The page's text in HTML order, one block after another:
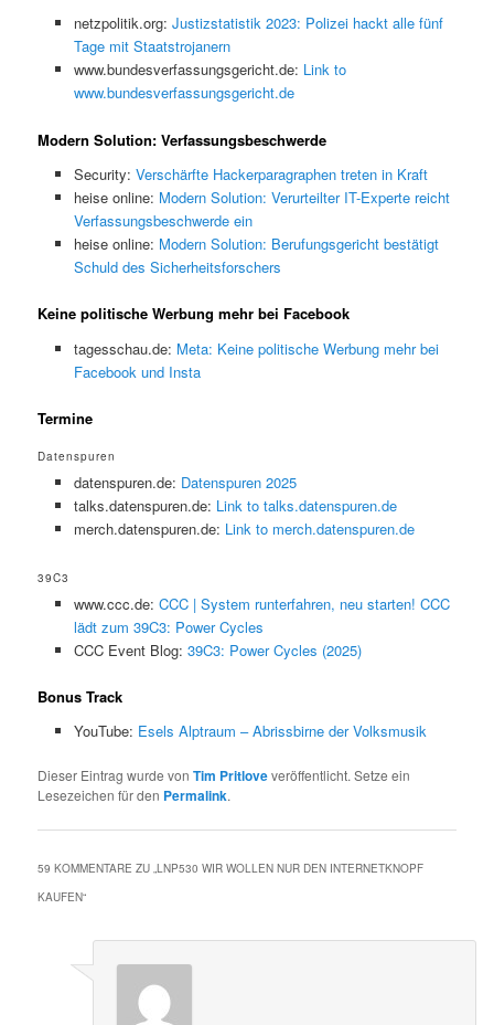
netzpolitik.org: Justizstatistik 2023: Polizei hackt alle fünf
Tage mit Staatstrojanern
www.bundesverfassungsgericht.de: Link to
www.bundesverfassungsgericht.de
Modern Solution: Verfassungsbeschwerde
Security: Verschärfte Hackerparagraphen treten in Kraft
heise online: Modern Solution: Verurteilter IT-Experte reicht
Verfassungsbeschwerde ein
heise online: Modern Solution: Berufungsgericht bestätigt
Schuld des Sicherheitsforschers
Keine politische Werbung mehr bei Facebook
tagesschau.de: Meta: Keine politische Werbung mehr bei
Facebook und Insta
Termine
Datenspuren
datenspuren.de: Datenspuren 2025
talks.datenspuren.de: Link to talks.datenspuren.de
merch.datenspuren.de: Link to merch.datenspuren.de
39C3
www.ccc.de: CCC | System runterfahren, neu starten! CCC
lädt zum 39C3: Power Cycles
CCC Event Blog: 39C3: Power Cycles (2025)
Bonus Track
YouTube: Esels Alptraum – Abrissbirne der Volksmusik
Dieser Eintrag wurde vonTim Pritloveveröffentlicht. Setze ein
Lesezeichen für den Permalink.
59 KOMMENTARE ZU „LNP530 WIR WOLLEN NUR DEN INTERNETKNOPF
KAUFEN“